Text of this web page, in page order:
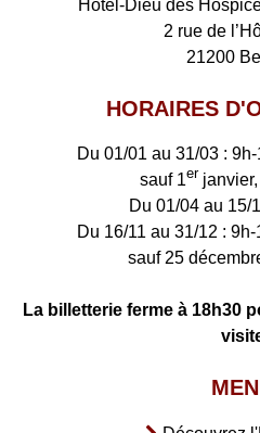
​Hôtel-Dieu des
2 rue de
21200
HORAIRES
Du 01/01 au 31/03 :
sauf 1er
Du 01/04 au 15/
Du 16/11 au 31/12 :
sauf 25
La billetterie ferme à 18h30